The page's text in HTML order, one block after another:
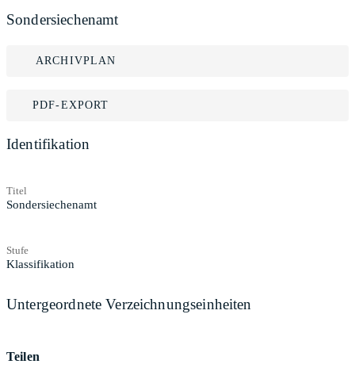
Sondersiechenamt
ARCHIVPLAN
PDF-EXPORT
Identifikation
Titel
Sondersiechenamt
Stufe
Klassifikation
Untergeordnete Verzeichnungseinheiten
Teilen